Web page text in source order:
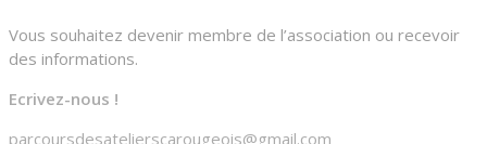
Vous souhaitez devenir membre de l’association ou recevoir
des informations.
Ecrivez-nous !
parcoursdesatelierscarougeois@gmail.com